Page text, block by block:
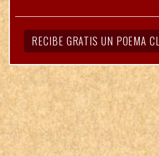
RECIBE GRATIS UN POEMA